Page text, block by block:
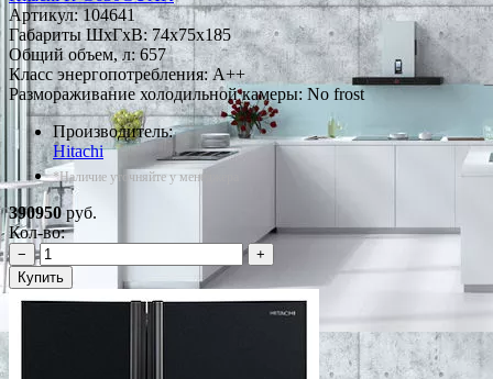
Артикул:104641
Габариты ШxГxВ: 74x75x185
Общий объем, л: 657
Класс энергопотребления: A++
Размораживание холодильной камеры: No frost
Производитель:
Hitachi
*Наличие уточняйте у менеджера
390950руб.
Кол-во:
−
+
Купить